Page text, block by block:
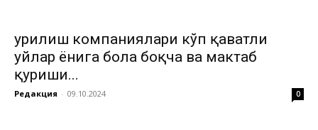
Қурилиш компаниялари кўп қаватли
уйлар ёнига бола боқча ва мактаб
қуриши...
Редакция - 09.10.2024 0